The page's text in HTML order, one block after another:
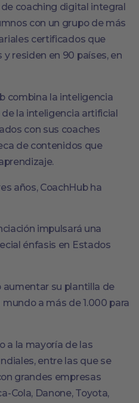
coaching digital integral
con un grupo de más
certificados que
residen en 90 países, en
combina la inteligencia
la inteligencia artificial
con sus coaches
de contenidos que
años, CoachHub ha
impulsará una
énfasis en Estados
aumentar su plantilla de
a más de 1.000 para
a la mayoría de las
entre las que se
grandes empresas
Cola, Danone, Toyota,